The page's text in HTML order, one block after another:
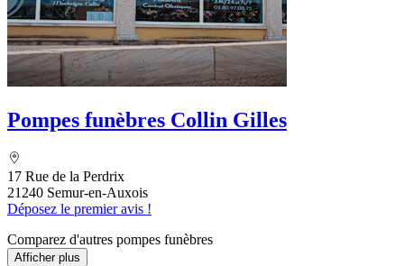
Pompes funèbres Collin Gilles
17 Rue de la Perdrix
21240 Semur-en-Auxois
Déposez le premier avis !
Comparez d'autres pompes funèbres
Afficher plus